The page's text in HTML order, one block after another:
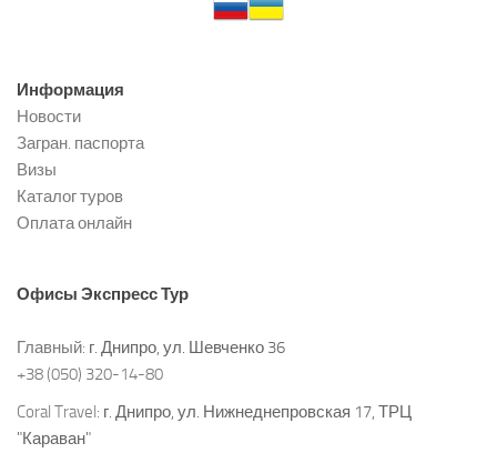
Информация
Новости
Загран. паспорта
Визы
Каталог туров
Оплата онлайн
Офисы Экспресс Тур
Главный: г. Днипро, ул. Шевченко 36
+38 (050) 320-14-80
Coral Travel: г. Днипро, ул. Нижнеднепровская 17, ТРЦ
"Караван"